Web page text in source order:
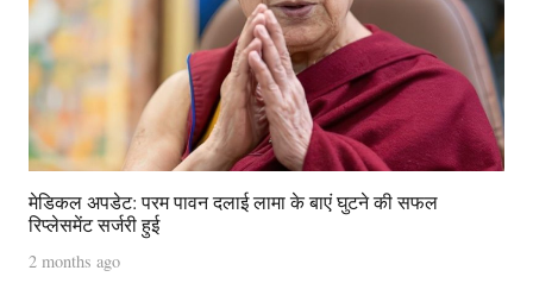
मेडिकल अपडेट: परम पावन दलाई लामा के बाएं घुटने की सफल
रिप्लेसमेंट सर्जरी हुई
2 months ago